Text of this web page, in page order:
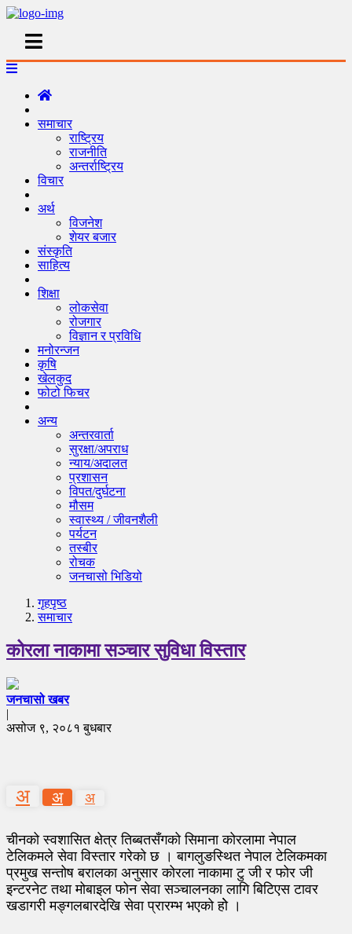
समाचार
राष्ट्रिय
राजनीति
अन्तर्राष्ट्रिय
विचार
अर्थ
विजनेश
शेयर बजार
संस्कृति
साहित्य
शिक्षा
लोकसेवा
रोजगार
विज्ञान र प्रविधि
मनोरन्जन
कृषि
खेलकुद
फोटो फिचर
अन्य
अन्तरवार्ता
सुरक्षा/अपराध
न्याय/अदालत
प्रशासन
विपत/दुर्घटना
मौसम
स्वास्थ्य / जीवनशैली
पर्यटन
तस्बीर
रोचक
जनचासो भिडियो
गृहपृष्‍ठ
समाचार
कोरला नाकामा सञ्चार सुविधा विस्तार
जनचासो खबर
|
असोज ९, २०८१ बुधबार
अ अ अ
चीनको स्वशासित क्षेत्र तिब्बतसँगको सिमाना कोरलामा नेपाल
टेलिकमले सेवा विस्तार गरेको छ । बागलुङस्थित नेपाल टेलिकमका
प्रमुख सन्तोष बरालका अनुसार कोरला नाकामा टु जी र फोर जी
इन्टरनेट तथा मोबाइल फोन सेवा सञ्चालनका लागि बिटिएस टावर
खडागरी मङ्गलबारदेखि सेवा प्रारम्भ भएको होे ।